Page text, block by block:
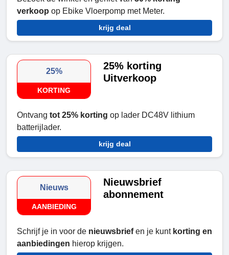
verkoop op Ebike Vloerpomp met Meter.
krijg deal
25%
KORTING
25% korting
Uitverkoop
Ontvang tot 25% korting op lader DC48V lithium
batterijlader.
krijg deal
Nieuws
AANBIEDING
Nieuwsbrief
abonnement
Schrijf je in voor de nieuwsbriefen je kunt korting en
aanbiedingen hierop krijgen.